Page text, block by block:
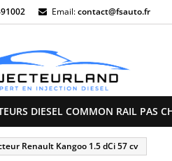
Email:contact@fsauto.fr
DIESEL COMMON RAIL PAS
Renault Kangoo 1.5 dCi 57 cv